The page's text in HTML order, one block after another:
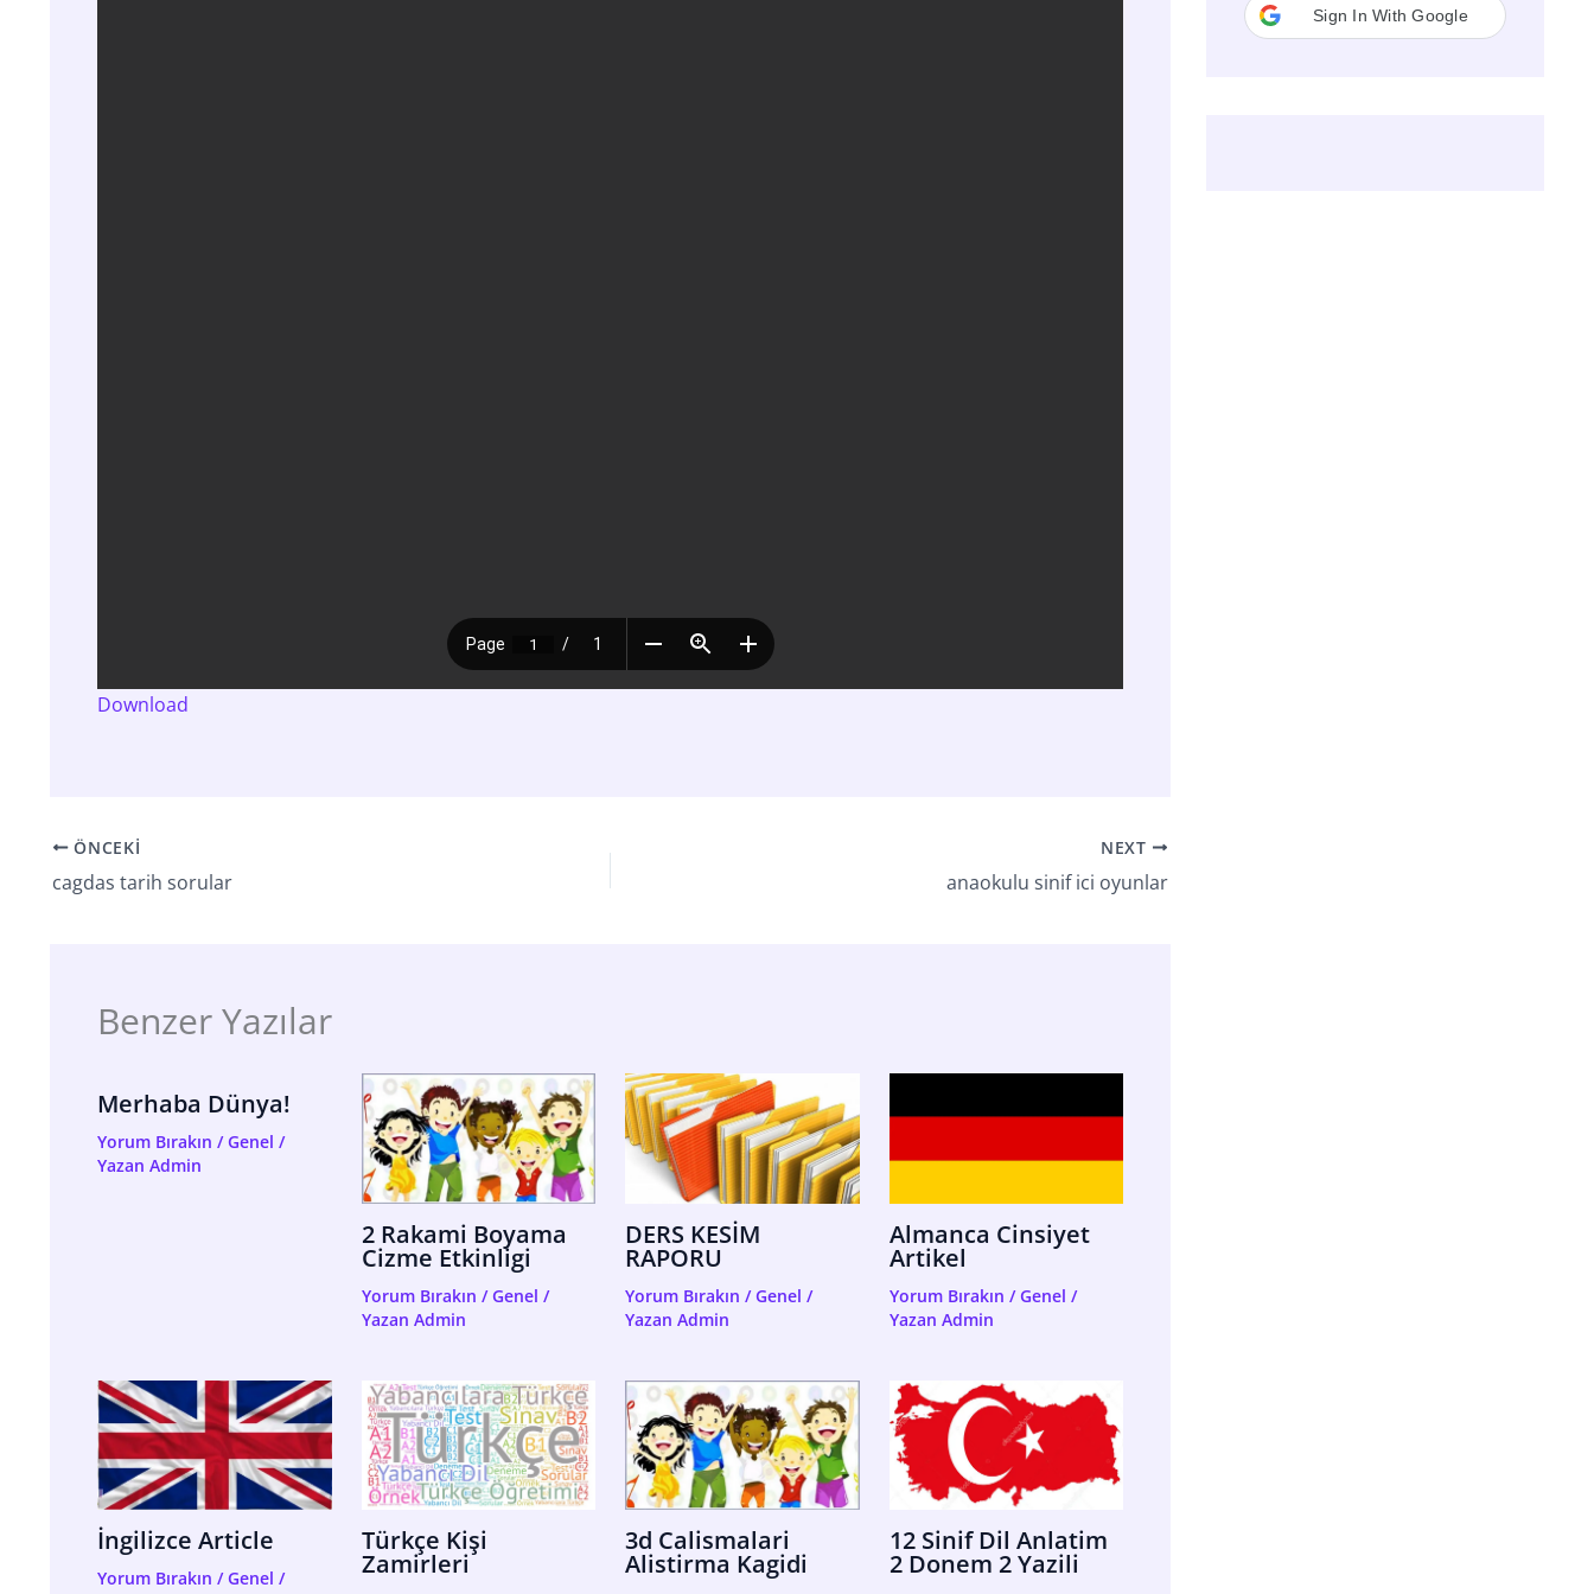
Download
ÖNCEKI
cagdas tarih sorular
NEXT
anaokulu sinif ici oyunlar
Benzer Yazılar
Merhaba Dünya!
Yorum Bırakın /Genel /
Yazan Admin
2 Rakami Boyama
Cizme Etkinligi
Yorum Bırakın /Genel /
Yazan Admin
DERS KESİM
RAPORU
Yorum Bırakın /Genel /
Yazan Admin
Almanca Cinsiyet
Artikel
Yorum Bırakın /Genel /
Yazan Admin
İngilizce Article
Yorum Bırakın /Genel /
Türkçe Kişi
Zamirleri
3d Calismalari
Alistirma Kagidi
12 Sinif Dil Anlatim
2 Donem 2 Yazili
Sign In With Google